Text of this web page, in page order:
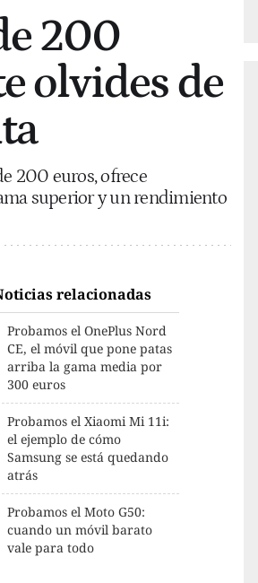
200
olvides de
200 euros, ofrece
superior y un rendimiento
relacionadas
Probamos el OnePlus Nord
CE, el móvil que pone patas
arriba la gama media por
300 euros
Probamos el Xiaomi Mi 11i:
el ejemplo de cómo
Samsung se está quedando
atrás
Probamos el Moto G50:
cuando un móvil barato
vale para todo